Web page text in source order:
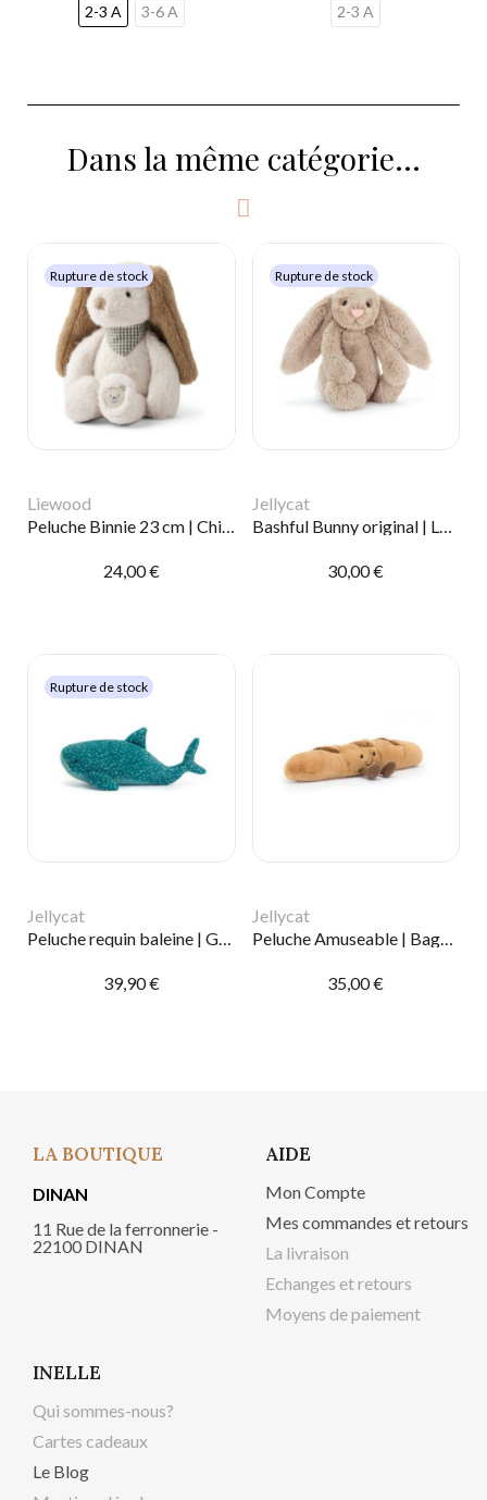
2-3 A 3-6 A 2-3 A
Dans la même catégorie...
Rupture de stock
Liewood
Peluche Binnie 23 cm | Chien Sandy
24,00 €
Rupture de stock
Jellycat
Bashful Bunny original | Lapin beige medium
30,00 €
Rupture de stock
Jellycat
39,90 €
Jellycat
Peluche Amuseable | Baguette
35,00 €
LA BOUTIQUE
DINAN
11 Rue de la ferronnerie -
22100 DINAN
AIDE
Mon Compte
Mes commandes et retours
La livraison
Echanges et retours
Moyens de paiement
INELLE
Qui sommes-nous?
Cartes cadeaux
Le Blog